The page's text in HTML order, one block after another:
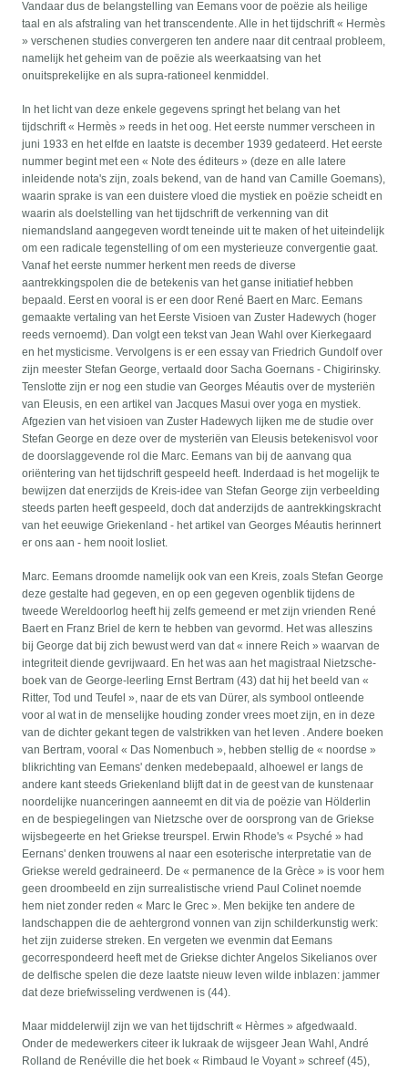
Vandaar dus de belangstelling van Eemans voor de poëzie als heilige
taal en als afstraling van het transcendente. Alle in het tijdschrift « Hermès
» verschenen studies convergeren ten andere naar dit centraal probleem,
namelijk het geheim van de poëzie als weerkaatsing van het
onuitsprekelijke en als supra-rationeel kenmiddel.
In het licht van deze enkele gegevens springt het belang van het
tijdschrift « Hermès » reeds in het oog. Het eerste nummer verscheen in
juni 1933 en het elfde en laatste is december 1939 gedateerd. Het eerste
nummer begint met een « Note des éditeurs » (deze en alle latere
inleidende nota's zijn, zoals bekend, van de hand van Camille Goemans),
waarin sprake is van een duistere vloed die mystiek en poëzie scheidt en
waarin als doelstelling van het tijdschrift de verkenning van dit
niemandsland aangegeven wordt teneinde uit te maken of het uiteindelijk
om een radicale tegenstelling of om een mysterieuze convergentie gaat.
Vanaf het eerste nummer herkent men reeds de diverse
aantrekkingspolen die de betekenis van het ganse initiatief hebben
bepaald. Eerst en vooral is er een door René Baert en Marc. Eemans
gemaakte vertaling van het Eerste Visioen van Zuster Hadewych (hoger
reeds vernoemd). Dan volgt een tekst van Jean Wahl over Kierkegaard
en het mysticisme. Vervolgens is er een essay van Friedrich Gundolf over
zijn meester Stefan George, vertaald door Sacha Goernans - Chigirinsky.
Tenslotte zijn er nog een studie van Georges Méautis over de mysteriën
van Eleusis, en een artikel van Jacques Masui over yoga en mystiek.
Afgezien van het visioen van Zuster Hadewych lijken me de studie over
Stefan George en deze over de mysteriën van Eleusis betekenisvol voor
de doorslaggevende rol die Marc. Eemans van bij de aanvang qua
oriëntering van het tijdschrift gespeeld heeft. Inderdaad is het mogelijk te
bewijzen dat enerzijds de Kreis-idee van Stefan George zijn verbeelding
steeds parten heeft gespeeld, doch dat anderzijds de aantrekkingskracht
van het eeuwige Griekenland - het artikel van Georges Méautis herinnert
er ons aan - hem nooit losliet.
Marc. Eemans droomde namelijk ook van een Kreis, zoals Stefan George
deze gestalte had gegeven, en op een gegeven ogenblik tijdens de
tweede Wereldoorlog heeft hij zelfs gemeend er met zijn vrienden René
Baert en Franz Briel de kern te hebben van gevormd. Het was alleszins
bij George dat bij zich bewust werd van dat « innere Reich » waarvan de
integriteit diende gevrijwaard. En het was aan het magistraal Nietzsche-
boek van de George-leerling Ernst Bertram (43) dat hij het beeld van «
Ritter, Tod und Teufel », naar de ets van Dürer, als symbool ontleende
voor al wat in de menselijke houding zonder vrees moet zijn, en in deze
van de dichter gekant tegen de valstrikken van het leven . Andere boeken
van Bertram, vooral « Das Nomenbuch », hebben stellig de « noordse »
blikrichting van Eemans' denken medebepaald, alhoewel er langs de
andere kant steeds Griekenland blijft dat in de geest van de kunstenaar
noordelijke nuanceringen aanneemt en dit via de poëzie van Hölderlin
en de bespiegelingen van Nietzsche over de oorsprong van de Griekse
wijsbegeerte en het Griekse treurspel. Erwin Rhode's « Psyché » had
Eernans' denken trouwens al naar een esoterische interpretatie van de
Griekse wereld gedraineerd. De « permanence de la Grèce » is voor hem
geen droombeeld en zijn surrealistische vriend Paul Colinet noemde
hem niet zonder reden « Marc le Grec ». Men bekijke ten andere de
landschappen die de aehtergrond vonnen van zijn schilderkunstig werk:
het zijn zuiderse streken. En vergeten we evenmin dat Eemans
gecorrespondeerd heeft met de Griekse dichter Angelos Sikelianos over
de delfische spelen die deze laatste nieuw leven wilde inblazen: jammer
dat deze briefwisseling verdwenen is (44).
Maar middelerwijl zijn we van het tijdschrift « Hèrmes » afgedwaald.
Onder de medewerkers citeer ik lukraak de wijsgeer Jean Wahl, André
Rolland de Renéville die het boek « Rimbaud le Voyant » schreef (45),